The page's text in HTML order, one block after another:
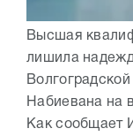
Высшая
лишила
Набиевана на
Как сообщает